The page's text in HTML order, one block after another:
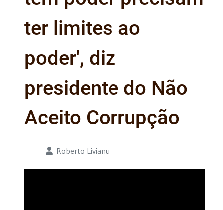
ter limites ao
poder', diz
presidente do Não
Aceito Corrupção
Detalhes Roberto Livianu